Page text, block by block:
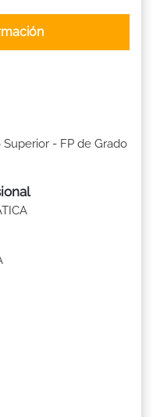
- FP de Grado